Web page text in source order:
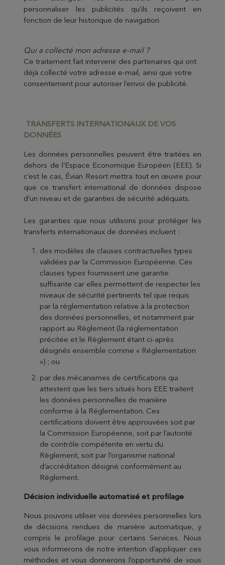
personnaliser les publicités qu’ils reçoivent en
fonction de leur historique de navigation.
Qui a collecté mon adresse e-mail ?
Ce traitement fait intervenir des partenaires qui ont
déjà collecté votre adresse e-mail, ainsi que votre
consentement pour autoriser l’envoi de publicité.
TRANSFERTS INTERNATIONAUX DE VOS
DONNÉES
Les données personnelles peuvent être traitées en
dehors de l’Espace Economique Européen (EEE). Si
c’est le cas, Évian Resort mettra tout en œuvre pour
que ce transfert international de données dispose
d’un niveau et de garanties de sécurité adéquats.
Les garanties que nous utilisons pour protéger les
transferts internationaux de données incluent :
des modèles de clauses contractuelles types
validées par la Commission Européenne. Ces
clauses types fournissent une garantie
suffisante car elles permettent de respecter les
niveaux de sécurité pertinents tel que requis
par la réglementation relative à la protection
des données personnelles, et notamment par
rapport au Règlement (la réglementation
précitée et le Règlement étant ci-après
désignés ensemble comme « Réglementation
») ; ou
par des mécanismes de certifications qui
attestent que les tiers situés hors EEE traitent
les données personnelles de manière
conforme à la Réglementation. Ces
certifications doivent être approuvées soit par
la Commission Européenne, soit par l’autorité
de contrôle compétente en vertu du
Règlement, soit par l’organisme national
d’accréditation désigné conformément au
Règlement.
Décision individuelle automatisé et profilage
Nous pouvons utiliser vos données personnelles lors
de décisions rendues de manière automatique, y
compris le profilage pour certains Services. Nous
vous informerons de notre intention d’appliquer ces
méthodes et vous donnerons l’opportunité de vous